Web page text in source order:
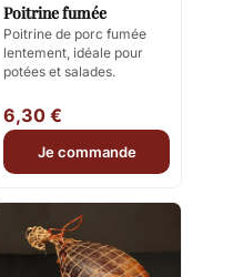
Poitrine fumée
Poitrine de porc fumée
lentement, idéale pour
potées et salades.
6,30 €
Je commande